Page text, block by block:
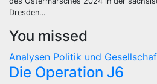
Dresden…
You missed
Analysen Politik und
Die Operation J6